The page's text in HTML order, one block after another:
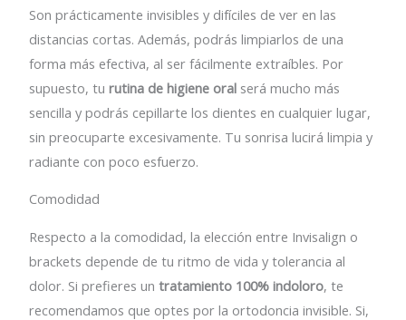
Son prácticamente invisibles y difíciles de ver en las
distancias cortas. Además, podrás limpiarlos de una
forma más efectiva, al ser fácilmente extraíbles. Por
supuesto, tu rutina de higiene oral será mucho más
sencilla y podrás cepillarte los dientes en cualquier lugar,
sin preocuparte excesivamente. Tu sonrisa lucirá limpia y
radiante con poco esfuerzo.
Comodidad
Respecto a la comodidad, la elección entre Invisalign o
brackets depende de tu ritmo de vida y tolerancia al
dolor. Si prefieres untratamiento 100% indoloro, te
recomendamos que optes por la ortodoncia invisible. Si,